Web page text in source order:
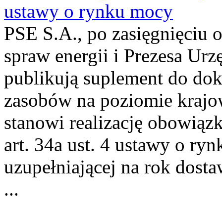
ustawy o rynku mocy
PSE S.A., po zasięgnięciu
spraw energii i Prezesa
publikują suplement do
zasobów na poziomie
stanowi realizację
art. 34a ust. 4 ustawy o
uzupełniającej na rok
...